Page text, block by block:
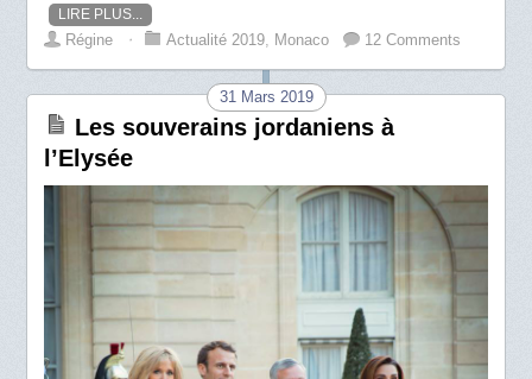
LIRE PLUS...
Régine ⋅ Actualité 2019, Monaco 12 Comments
31 Mars 2019
Les souverains jordaniens à
l’Elysée